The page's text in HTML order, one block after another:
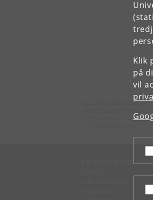
Klik
på
vil
Institut for
KØBENHAVNS